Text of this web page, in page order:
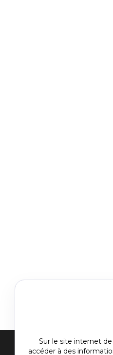
Sur le site internet
accéder à des